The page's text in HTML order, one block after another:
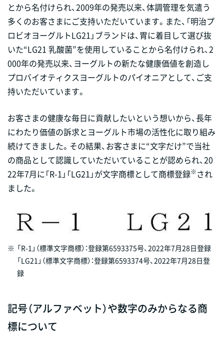
とから名付けられ、2009年の発売以来、体調管理を気遣う
多くのお客さまにご支持いただいています。また、「明治プ
ロビオヨーグルトLG21」ブランドは、胃に着目して選び抜
いた“LG21 乳酸菌”を使用していることから名付けられ、2
000年の発売以来、ヨーグルトの新たな健康価値を創造し
プロバイオティクスヨーグルトのパイオニアとして、ご支
持いただいています。
お客さまの健康な毎日に貢献したいという想いから、長年
にわたり価値の訴求とヨーグルト市場の活性化に取り組み
続けてきました。その結果、お客さまに“文字だけ”で当社
の商品として認識していただいていることが認められ、20
22年7月に「R-1」「LG21」が文字商標として商標登録※され
ました。
※ 「R-1」（標準文字商標）：登録第6593375号、2022年7月28日登録
「LG21」（標準文字商標）：登録第6593374号、2022年7月28日登
録
記号（アルファベット）や数字のみからなる商
標について